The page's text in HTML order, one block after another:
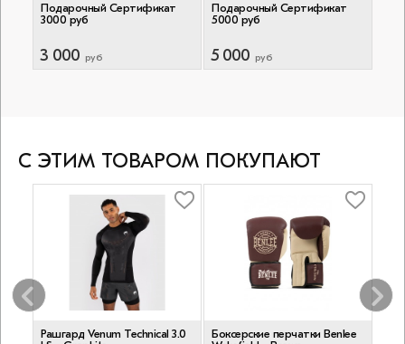
Подарочный Сертификат
3000 руб
3 000 руб
Подарочный Сертификат
5000 руб
5 000 руб
С ЭТИМ ТОВАРОМ ПОКУПАЮТ
Рашгард Venum Technical 3.0
Боксерские перчатки Benlee